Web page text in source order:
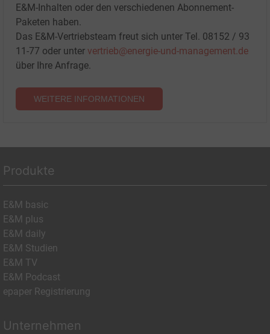
E&M-Inhalten oder den verschiedenen Abonnement-
Paketen haben.
Das E&M-Vertriebsteam freut sich unter Tel. 08152 / 93
11-77 oder unter vertrieb@energie-und-management.de
über Ihre Anfrage.
WEITERE INFORMATIONEN
Produkte
E&M basic
E&M plus
E&M daily
E&M Studien
E&M TV
E&M Podcast
epaper Registrierung
Unternehmen